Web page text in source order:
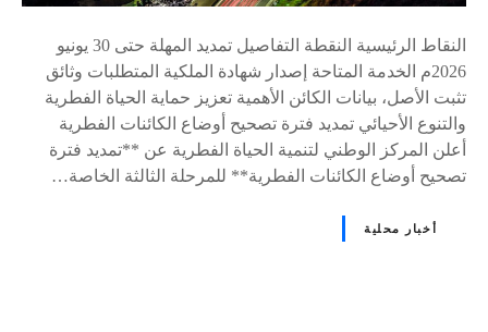
النقاط الرئيسية النقطة التفاصيل تمديد المهلة حتى 30 يونيو
2026م الخدمة المتاحة إصدار شهادة الملكية المتطلبات وثائق
تثبت الأصل، بيانات الكائن الأهمية تعزيز حماية الحياة الفطرية
والتنوع الأحيائي تمديد فترة تصحيح أوضاع الكائنات الفطرية
أعلن المركز الوطني لتنمية الحياة الفطرية عن **تمديد فترة
تصحيح أوضاع الكائنات الفطرية** للمرحلة الثالثة الخاصة…
أخبار محلية